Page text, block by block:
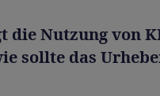
die Nutzung von
sollte das